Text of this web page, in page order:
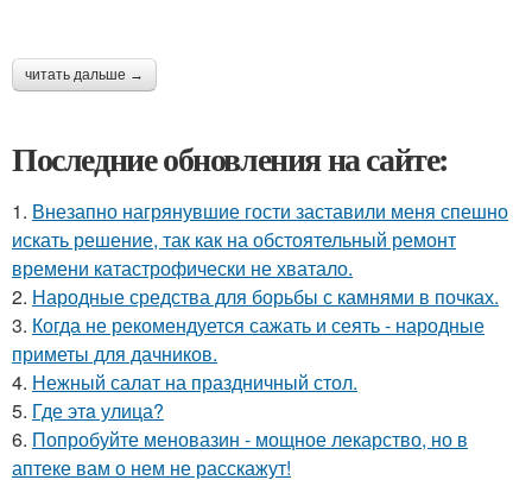
читать дальше →
Последние обновления на сайте:
1. Внезапно нагрянувшие гости заставили меня спешно
искать решение, так как на обстоятельный ремонт
времени катастрофически не хватало.
2. Народные средства для борьбы с камнями в почках.
3. Когда не рекомендуется сажать и сеять - народные
приметы для дачников.
4. Нежный салат на праздничный стол.
5. Где этa улица?
6. Попробуйте меновазин - мощное лекарство, но в
аптеке вам о нем не расскажут!